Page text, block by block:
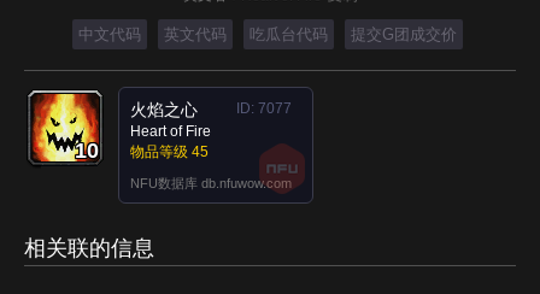
中文代码 英文代码 吃瓜台代码 提交G团成交价
10
10
10
10
10
10
10
10
10
火焰之心
ID: 7077
Heart of Fire
物品等级 45
NFU数据库 db.nfuwow.com
相关联的信息
包含在 (1) 目标 (2) 材料 (26)
掉落自 (33) 包含在 (1)